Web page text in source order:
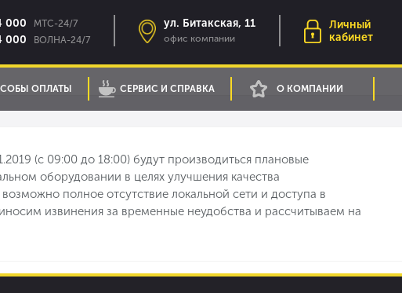
Личный
кабинет
ул. Битакская, 11
офис компании
000 MTC-24/7
000 ВОЛНА-24/7
ОПЛАТЫ СЕРВИС И СПРАВКА О КОМПАНИИ
(с 09:00 до 18:00) будут производиться плановые
оборудовании в целях улучшения качества
полное отсутствие локальной сети и доступа в
извинения за временные неудобства и рассчитываем на